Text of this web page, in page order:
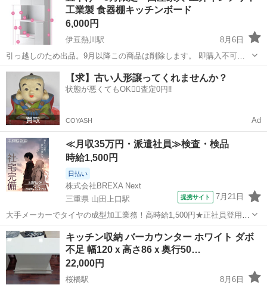
工業製 食器棚キッチンボード
6,000円
伊豆熱川駅
8月6日
引っ越しのため出品。9月以降この商品は削除します。 即購入不可、
発送日時等やり取りさせていただきたいです。 【メーカー】 土井イン
テリヤ工業 【商品名】 キッチンボード 食器棚 レンジボード 【サ...
静岡 賀茂郡 伊豆熱川駅 収納家具
【求】古い人形譲ってくれませんか？
状態が悪くてもOK🙆‍♀️査定0円‼️
COYASH Ad
≪月収35万円・派遣社員≫検査・検品
時給1,500円
日払い
株式会社BREXA Next
三重県 山田上口駅
提携サイト 7月21日
大手メーカーでタイヤの成型加工業務！高時給1,500円★正社員登用制
度あり！ワンルーム寮完備！マイカー通勤OK！無料駐車場あり！《三
重県伊勢市》 人気の工場のお仕事 ◇タイヤの製造◇ トラック・バ
ス・RV車用を中心とした...
三重 伊勢市 山田上口駅 その他
キッチン収納 バーカウンター ホワイト ダボ
不足 幅120ｘ高さ86ｘ奥行50…
22,000円
桜橋駅
8月6日